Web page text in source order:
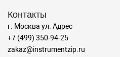
Контакты
г. Москва ул. Адрес
+7 (499) 350-94-25
zakaz@instrumentzip.ru